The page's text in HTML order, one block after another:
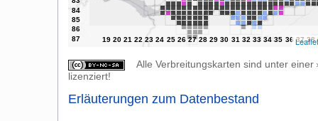
Leaflet
Alle Verbreitungskarten sind unter einer
lizenziert!
Erläuterungen zum Datenbestand